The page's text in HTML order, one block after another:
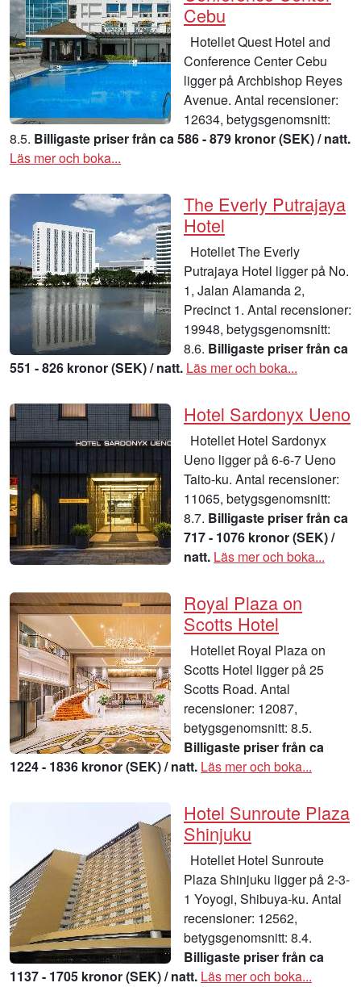
Cebu
Hotellet Quest Hotel and
Conference Center Cebu
ligger på Archbishop Reyes
Avenue. Antal recensioner:
12634, betygsgenomsnitt:
8.5. Billigaste priser från ca 586 - 879 kronor (SEK) / natt.
Läs mer och boka...
The Everly Putrajaya
Hotel
Hotellet The Everly
Putrajaya Hotel ligger på No.
1, Jalan Alamanda 2,
Precinct 1. Antal recensioner:
19948, betygsgenomsnitt:
8.6. Billigaste priser från ca
551 - 826 kronor (SEK) / natt. Läs mer och boka...
Hotel Sardonyx Ueno
Hotellet Hotel Sardonyx
Ueno ligger på 6-6-7 Ueno
Taito-ku. Antal recensioner:
11065, betygsgenomsnitt:
8.7. Billigaste priser från ca
717 - 1076 kronor (SEK) /
natt. Läs mer och boka...
Royal Plaza on
Scotts Hotel
Hotellet Royal Plaza on
Scotts Hotel ligger på 25
Scotts Road. Antal
recensioner: 12087,
betygsgenomsnitt: 8.5.
Billigaste priser från ca
1224 - 1836 kronor (SEK) / natt. Läs mer och boka...
Hotel Sunroute Plaza
Shinjuku
Hotellet Hotel Sunroute
Plaza Shinjuku ligger på 2-3-
1 Yoyogi, Shibuya-ku. Antal
recensioner: 12562,
betygsgenomsnitt: 8.4.
Billigaste priser från ca
1137 - 1705 kronor (SEK) / natt. Läs mer och boka...